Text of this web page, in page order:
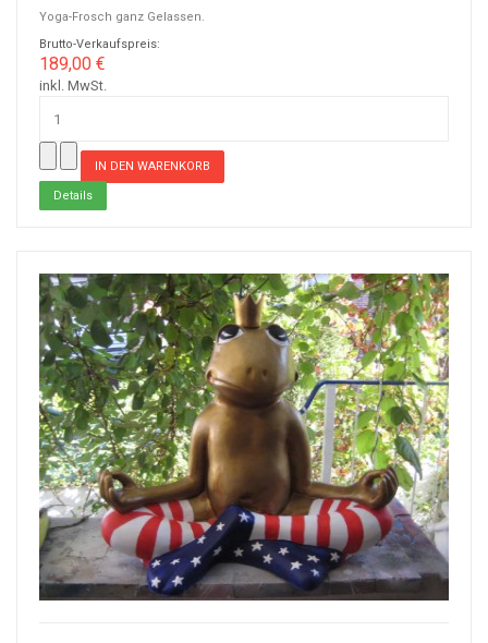
Yoga-Frosch ganz Gelassen.
Brutto-Verkaufspreis:
189,00 €
inkl. MwSt.
Details